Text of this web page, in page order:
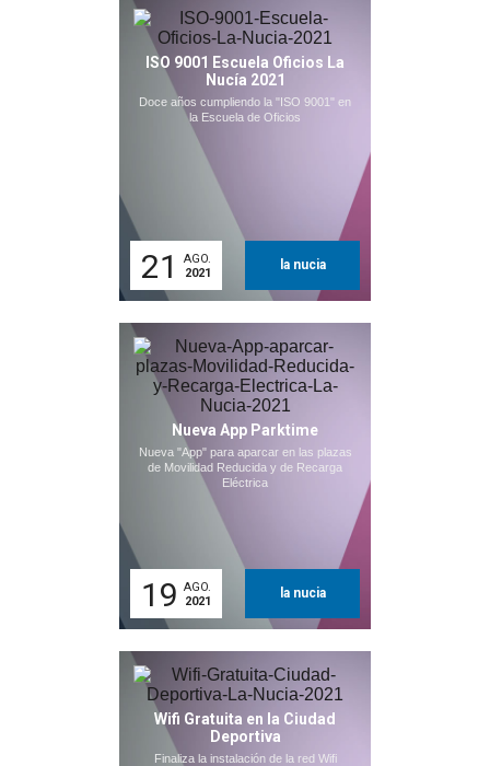
ISO 9001 Escuela Oficios La
Nucía 2021
Doce años cumpliendo la "ISO 9001" en
la Escuela de Oficios
21
AGO.
2021
la nucia
Nueva App Parktime
Nueva "App" para aparcar en las plazas
de Movilidad Reducida y de Recarga
Eléctrica
19 AGO.
2021
la nucia
Wifi Gratuita en la Ciudad
Deportiva
Finaliza la instalación de la red Wifi